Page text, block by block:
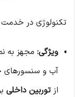
تکنولوژی در
ویژگی:
آب و
ازتوربین داخلی